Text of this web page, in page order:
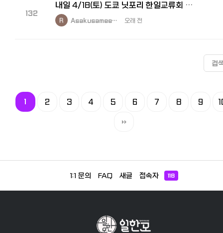
132
내일 4/18(토) 도쿄 닛포리 한일교류회 참가자 모집
Asakusamee… 오래 전
검
1 2 3 4 5 6 7 8 9
1:1 문의 FAQ 새글 접속자 118